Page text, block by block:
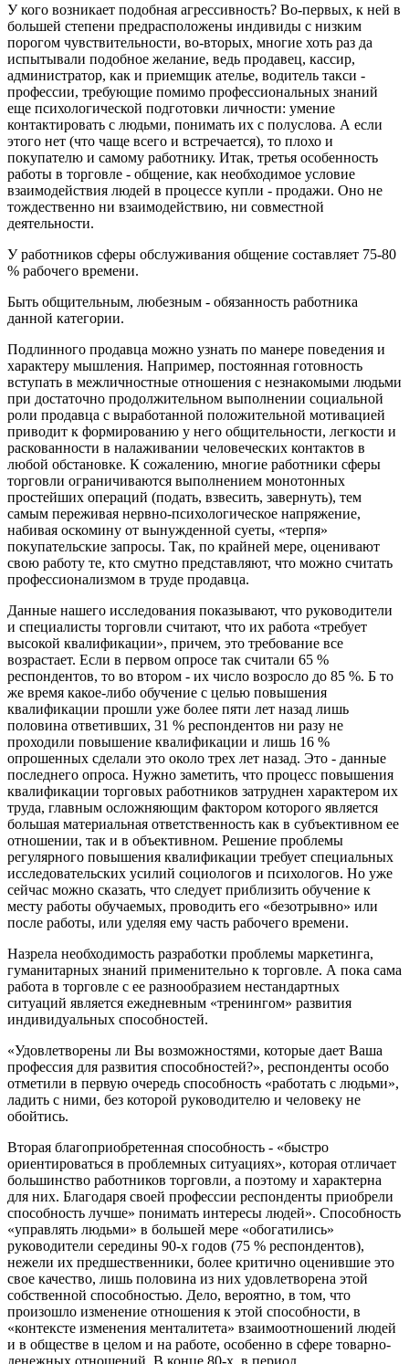
У кого возникает подобная агрессивность? Во-первых, к ней в
большей степени предрасположены индивиды с низким
порогом чувствительности, во-вторых, многие хоть раз да
испытывали подобное желание, ведь продавец, кассир,
администратор, как и приемщик ателье, водитель такси -
профессии, требующие помимо профессиональных знаний
еще психологической подготовки личности: умение
контактировать с людьми, понимать их с полуслова. А если
этого нет (что чаще всего и встречается), то плохо и
покупателю и самому работнику. Итак, третья особенность
работы в торговле - общение, как необходимое условие
взаимодействия людей в процессе купли - продажи. Оно не
тождественно ни взаимодействию, ни совместной
деятельности.
У работников сферы обслуживания общение составляет 75-80
% рабочего времени.
Быть общительным, любезным - обязанность работника
данной категории.
Подлинного продавца можно узнать по манере поведения и
характеру мышления. Например, постоянная готовность
вступать в межличностные отношения с незнакомыми людьми
при достаточно продолжительном выполнении социальной
роли продавца с выработанной положительной мотивацией
приводит к формированию у него общительности, легкости и
раскованности в налаживании человеческих контактов в
любой обстановке. К сожалению, многие работники сферы
торговли ограничиваются выполнением монотонных
простейших операций (подать, взвесить, завернуть), тем
самым переживая нервно-психологическое напряжение,
набивая оскомину от вынужденной суеты, «терпя»
покупательские запросы. Так, по крайней мере, оценивают
свою работу те, кто смутно представляют, что можно считать
профессионализмом в труде продавца.
Данные нашего исследования показывают, что руководители
и специалисты торговли считают, что их работа «требует
высокой квалификации», причем, это требование все
возрастает. Если в первом опросе так считали 65 %
респондентов, то во втором - их число возросло до 85 %. Б то
же время какое-либо обучение с целью повышения
квалификации прошли уже более пяти лет назад лишь
половина ответивших, 31 % респондентов ни разу не
проходили повышение квалификации и лишь 16 %
опрошенных сделали это около трех лет назад. Это - данные
последнего опроса. Нужно заметить, что процесс повышения
квалификации торговых работников затруднен характером их
труда, главным осложняющим фактором которого является
большая материальная ответственность как в субъективном ее
отношении, так и в объективном. Решение проблемы
регулярного повышения квалификации требует специальных
исследовательских усилий социологов и психологов. Но уже
сейчас можно сказать, что следует приблизить обучение к
месту работы обучаемых, проводить его «безотрывно» или
после работы, или уделяя ему часть рабочего времени.
Назрела необходимость разработки проблемы маркетинга,
гуманитарных знаний применительно к торговле. А пока сама
работа в торговле с ее разнообразием нестандартных
ситуаций является ежедневным «тренингом» развития
индивидуальных способностей.
«Удовлетворены ли Вы возможностями, которые дает Ваша
профессия для развития способностей?», респонденты особо
отметили в первую очередь способность «работать с людьми»,
ладить с ними, без которой руководителю и человеку не
обойтись.
Вторая благоприобретенная способность - «быстро
ориентироваться в проблемных ситуациях», которая отличает
большинство работников торговли, а поэтому и характерна
для них. Благодаря своей профессии респонденты приобрели
способность лучше» понимать интересы людей». Способность
«управлять людьми» в большей мере «обогатились»
руководители середины 90-х годов (75 % респондентов),
нежели их предшественники, более критично оценившие это
свое качество, лишь половина из них удовлетворена этой
собственной способностью. Дело, вероятно, в том, что
произошло изменение отношения к этой способности, в
«контексте изменения менталитета» взаимоотношений людей
и в обществе в целом и на работе, особенно в сфере товарно-
денежных отношений. В конце 80-х, в период